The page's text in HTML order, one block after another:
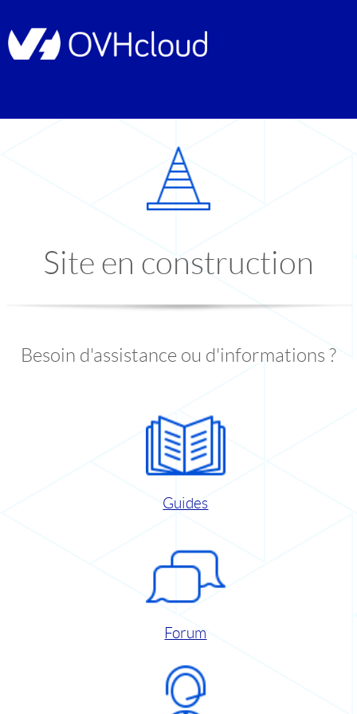
Site en construction
Besoin d'assistance ou d'informations ?
Guides
Forum